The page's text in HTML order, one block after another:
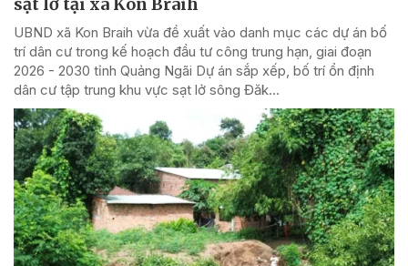
UBND xã Kon Braih vừa đề xuất vào danh mục các dự án bố
trí dân cư trong kế hoạch đầu tư công trung hạn, giai đoạn
2026 - 2030 tỉnh Quảng Ngãi Dự án sắp xếp, bố trí ổn định
dân cư tập trung khu vực sạt lở sông Đăk...